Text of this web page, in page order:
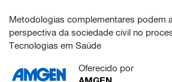
Metodologias complementares podem
perspectiva da sociedade civil no
Tecnologias em Saúde
Oferecido por